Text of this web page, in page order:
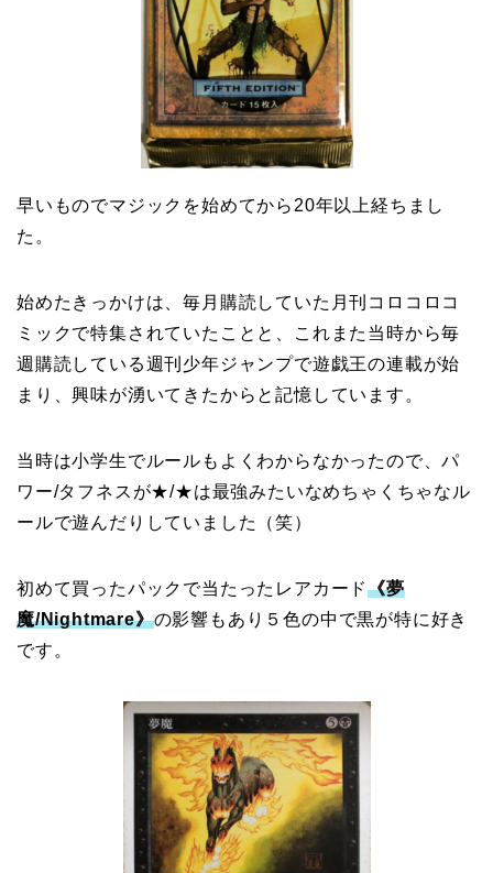
早いものでマジックを始めてから20年以上経ちまし
た。
始めたきっかけは、毎月購読していた月刊コロコロコ
ミックで特集されていたことと、これまた当時から毎
週購読している週刊少年ジャンプで遊戯王の連載が始
まり、興味が湧いてきたからと記憶しています。
当時は小学生でルールもよくわからなかったので、パ
ワー/タフネスが★/★は最強みたいなめちゃくちゃなル
ールで遊んだりしていました（笑）
初めて買ったパックで当たったレアカード《夢
魔/Nightmare》の影響もあり５色の中で黒が特に好き
です。